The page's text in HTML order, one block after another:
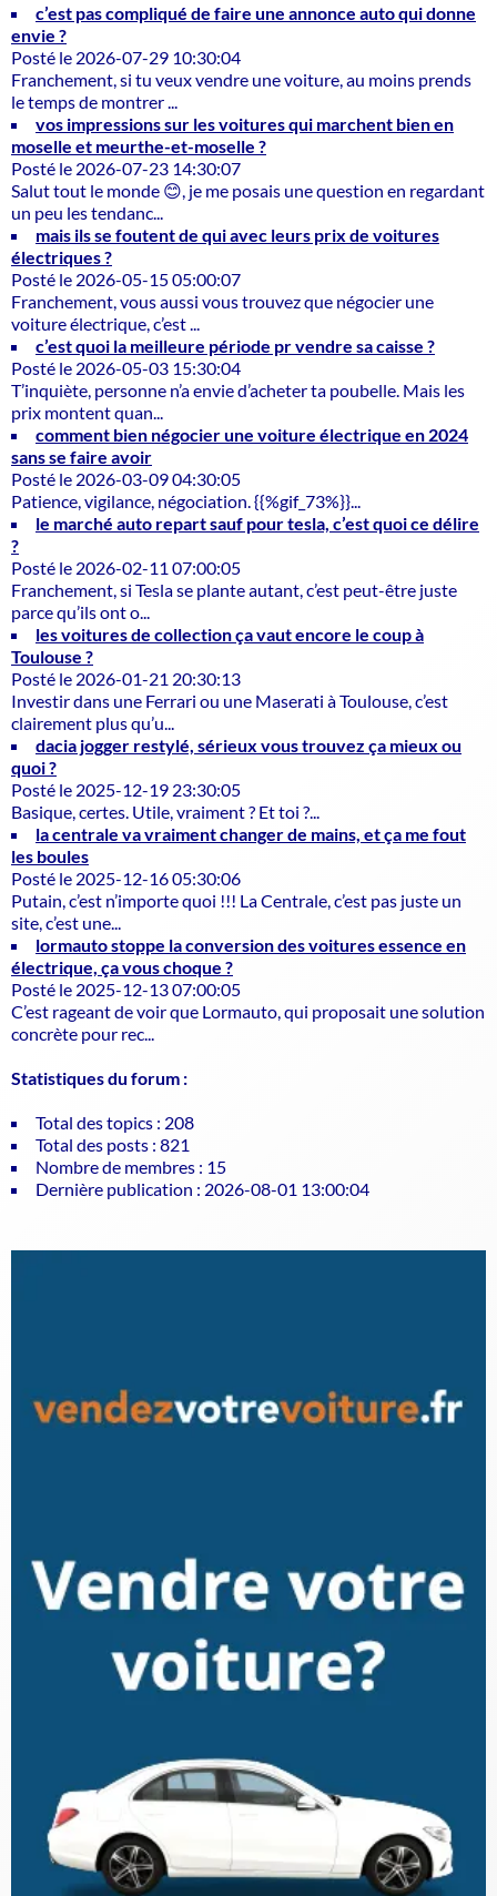
c’est pas compliqué de faire une annonce auto qui donne
envie ?
Posté le 2026-07-29 10:30:04
Franchement, si tu veux vendre une voiture, au moins prends
le temps de montrer ...
vos impressions sur les voitures qui marchent bien en
moselle et meurthe-et-moselle ?
Posté le 2026-07-23 14:30:07
Salut tout le monde 😊, je me posais une question en regardant
un peu les tendanc...
mais ils se foutent de qui avec leurs prix de voitures
électriques ?
Posté le 2026-05-15 05:00:07
Franchement, vous aussi vous trouvez que négocier une
voiture électrique, c’est ...
c’est quoi la meilleure période pr vendre sa caisse ?
Posté le 2026-05-03 15:30:04
T’inquiète, personne n’a envie d’acheter ta poubelle. Mais les
prix montent quan...
comment bien négocier une voiture électrique en 2024
sans se faire avoir
Posté le 2026-03-09 04:30:05
Patience, vigilance, négociation. {{%gif_73%}}...
le marché auto repart sauf pour tesla, c’est quoi ce délire
?
Posté le 2026-02-11 07:00:05
Franchement, si Tesla se plante autant, c’est peut-être juste
parce qu’ils ont o...
les voitures de collection ça vaut encore le coup à
Toulouse ?
Posté le 2026-01-21 20:30:13
Investir dans une Ferrari ou une Maserati à Toulouse, c’est
clairement plus qu’u...
dacia jogger restylé, sérieux vous trouvez ça mieux ou
quoi ?
Posté le 2025-12-19 23:30:05
Basique, certes. Utile, vraiment ? Et toi ?...
la centrale va vraiment changer de mains, et ça me fout
les boules
Posté le 2025-12-16 05:30:06
Putain, c’est n’importe quoi !!! La Centrale, c’est pas juste un
site, c’est une...
lormauto stoppe la conversion des voitures essence en
électrique, ça vous choque ?
Posté le 2025-12-13 07:00:05
C’est rageant de voir que Lormauto, qui proposait une solution
concrète pour rec...
Statistiques du forum :
Total des topics : 208
Total des posts : 821
Nombre de membres : 15
Dernière publication : 2026-08-01 13:00:04